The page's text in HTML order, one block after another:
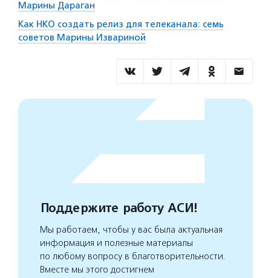
Марины Дараган
Как НКО создать релиз для телеканала: семь
советов Марины Извариной
Поддержите работу АСИ!
Мы работаем, чтобы у вас была актуальная
информация и полезные материалы
по любому вопросу в благотворительности.
Вместе мы этого достигнем